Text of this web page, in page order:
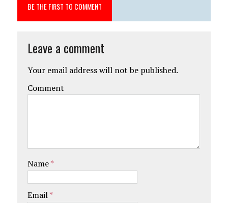
BE THE FIRST TO COMMENT
Leave a comment
Your email address will not be published.
Comment
Name*
Email*